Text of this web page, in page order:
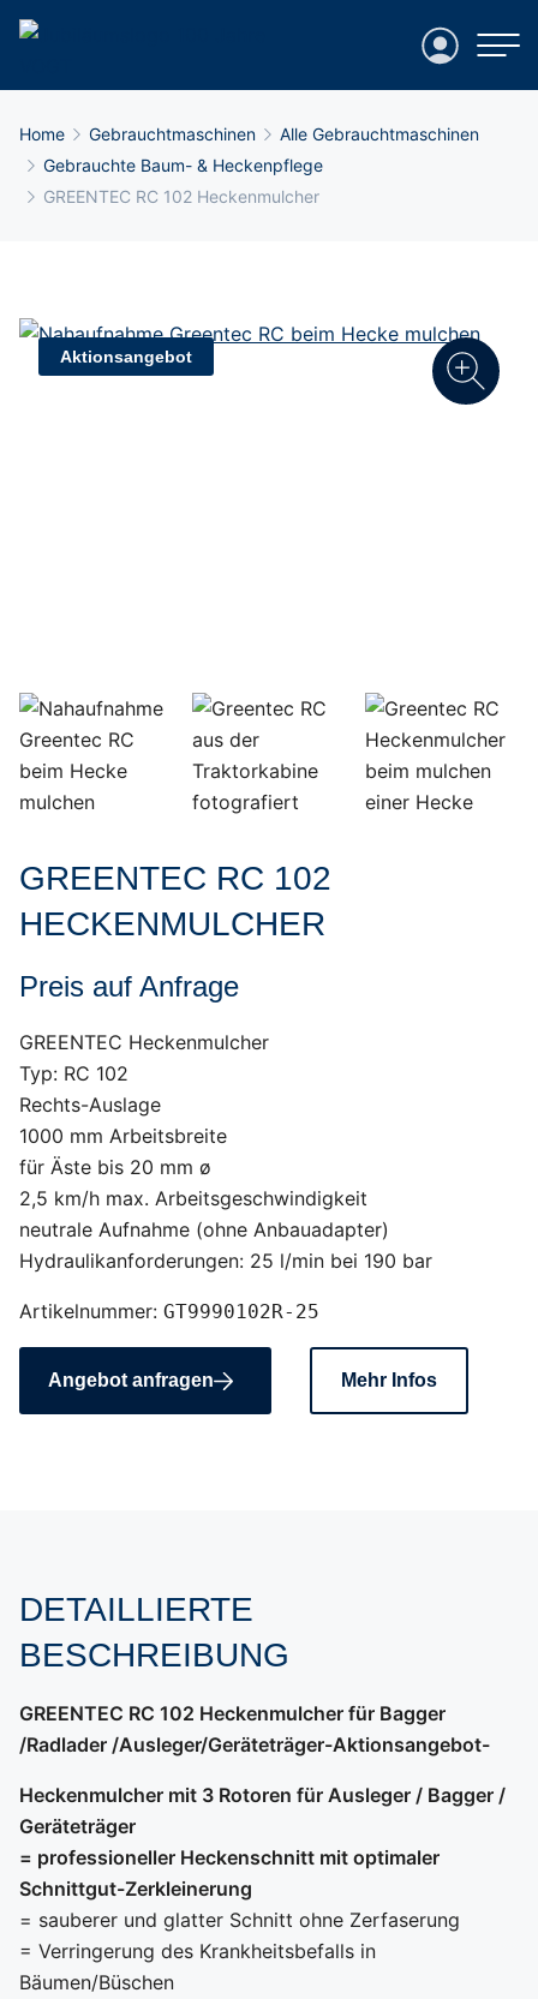
Login
Breadcrumb-Navigation
Home Gebrauchtmaschinen
Alle Gebrauchtmaschinen
Gebrauchte Baum- & Heckenpflege
GREENTEC RC 102 Heckenmulcher
GREENTEC RC 102
HECKENMULCHER
Preis auf Anfrage
GREENTEC Heckenmulcher
Typ: RC 102
Rechts-Auslage
1000 mm Arbeitsbreite
für Äste bis 20 mm ø
2,5 km/h max. Arbeitsgeschwindigkeit
neutrale Aufnahme (ohne Anbauadapter)
Hydraulikanforderungen: 25 l/min bei 190 bar
Artikelnummer: GT9990102R-25
Angebot anfragen Mehr Infos
Aktionsangebot
DETAILLIERTE
BESCHREIBUNG
GREENTEC RC 102 Heckenmulcher für Bagger
/Radlader /Ausleger/Geräteträger-Aktionsangebot-
Heckenmulcher mit 3 Rotoren für Ausleger / Bagger /
Geräteträger
= professioneller Heckenschnitt mit optimaler
Schnittgut-Zerkleinerung
= sauberer und glatter Schnitt ohne Zerfaserung
= Verringerung des Krankheitsbefalls in
Bäumen/Büschen